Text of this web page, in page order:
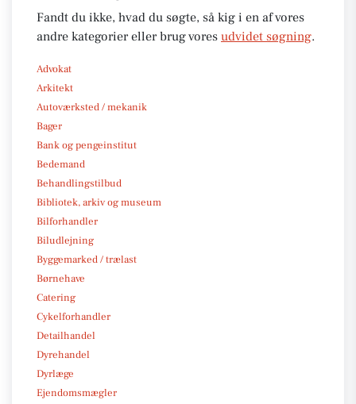
Fandt du ikke, hvad du søgte, så kig i en af vores
andre kategorier eller brug vores udvidet søgning.
Advokat
Arkitekt
Autoværksted / mekanik
Bager
Bank og pengeinstitut
Bedemand
Behandlingstilbud
Bibliotek, arkiv og museum
Bilforhandler
Biludlejning
Byggemarked / trælast
Børnehave
Catering
Cykelforhandler
Detailhandel
Dyrehandel
Dyrlæge
Ejendomsmægler